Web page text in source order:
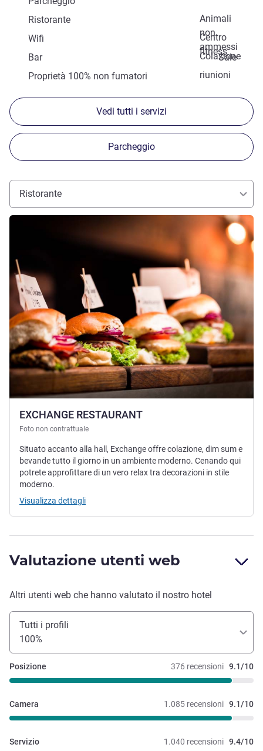
Animali
non
ammessi
Ristorante
Centro
fitness
Wifi
Colazione
Bar
Sale
riunioni
Proprietà 100% non fumatori
Vedi tutti i servizi
Parcheggio
Ristorante
EXCHANGE RESTAURANT
Foto non contrattuale
Visualizza dettagli
Situato accanto alla hall, Exchange offre colazione, dim sum e
bevande tutto il giorno in un ambiente moderno. Cenando qui
potrete approfittare di un vero relax tra decorazioni in stile
moderno.
Visualizza dettagli
Valutazione utenti web
Altri utenti web che hanno valutato il nostro hotel
Tutti i profili
100%
376 recensioni 9.1/10
Posizione
1.085 recensioni 9.1/10
Camera
1.040 recensioni 9.4/10
Servizio